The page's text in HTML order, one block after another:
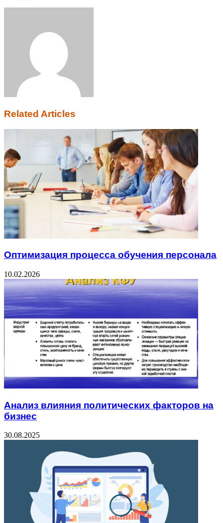
Related Articles
Оптимизация процесса обучения персонала
10.02.2026
Анализ влияния политических факторов на
бизнес
30.08.2025